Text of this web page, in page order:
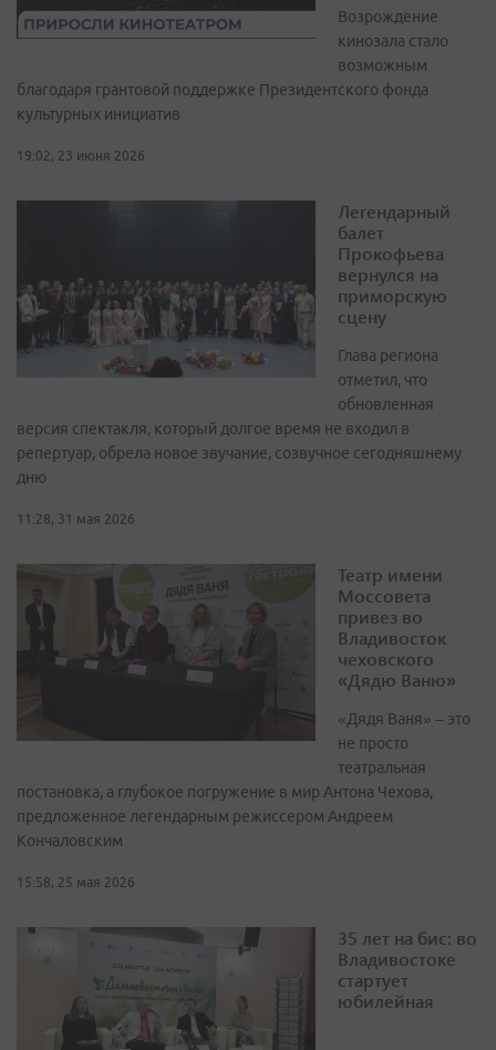
Возрождение
кинозала стало
возможным
благодаря грантовой поддержке Президентского фонда
культурных инициатив
19:02, 23 июня 2026
Легендарный
балет
Прокофьева
вернулся на
приморскую
сцену
Глава региона
отметил, что
обновленная
версия спектакля, который долгое время не входил в
репертуар, обрела новое звучание, созвучное сегодняшнему
дню
11:28, 31 мая 2026
Театр имени
Моссовета
привез во
Владивосток
чеховского
«Дядю Ваню»
«Дядя Ваня» – это
не просто
театральная
постановка, а глубокое погружение в мир Антона Чехова,
предложенное легендарным режиссером Андреем
Кончаловским
15:58, 25 мая 2026
35 лет на бис: во
Владивостоке
стартует
юбилейная